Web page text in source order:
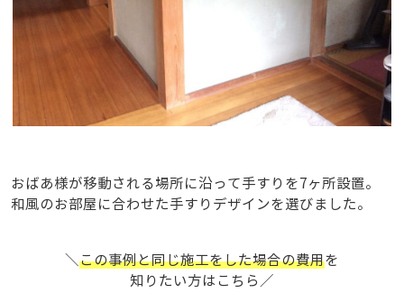
おばあ様が移動される場所に沿って手すりを7ヶ所設置。
和風のお部屋に合わせた手すりデザインを選びました。
＼この事例と同じ施工をした場合の費用を
知りたい方はこちら／